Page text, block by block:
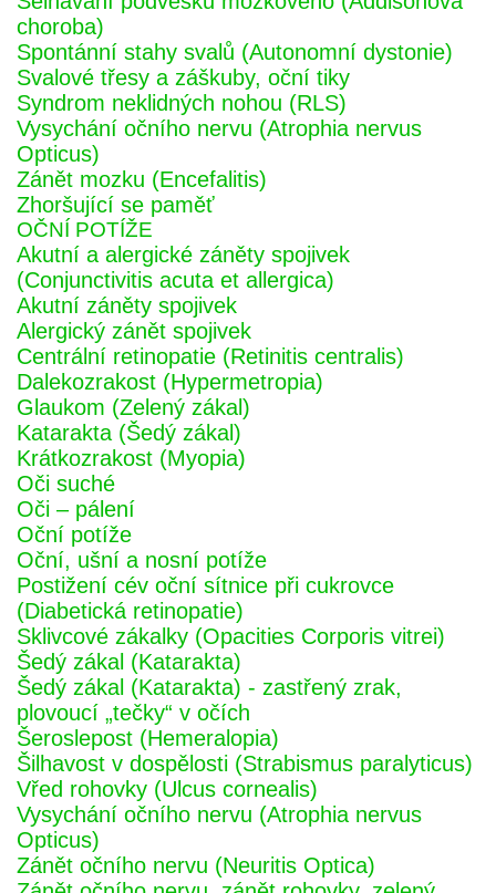
choroba)
Spontánní stahy svalů (Autonomní dystonie)
Svalové třesy a záškuby, oční tiky
Syndrom neklidných nohou (RLS)
Vysychání očního nervu (Atrophia nervus
Opticus)
Zánět mozku (Encefalitis)
Zhoršující se paměť
OČNÍ POTÍŽE
Akutní a alergické záněty spojivek
(Conjunctivitis acuta et allergica)
Akutní záněty spojivek
Alergický zánět spojivek
Centrální retinopatie (Retinitis centralis)
Dalekozrakost (Hypermetropia)
Glaukom (Zelený zákal)
Katarakta (Šedý zákal)
Krátkozrakost (Myopia)
Oči suché
Oči – pálení
Oční potíže
Oční, ušní a nosní potíže
Postižení cév oční sítnice při cukrovce
(Diabetická retinopatie)
Sklivcové zákalky (Opacities Corporis vitrei)
Šedý zákal (Katarakta)
Šedý zákal (Katarakta) - zastřený zrak,
plovoucí „tečky“ v očích
Šeroslepost (Hemeralopia)
Šilhavost v dospělosti (Strabismus paralyticus)
Vřed rohovky (Ulcus cornealis)
Vysychání očního nervu (Atrophia nervus
Opticus)
Zánět očního nervu (Neuritis Optica)